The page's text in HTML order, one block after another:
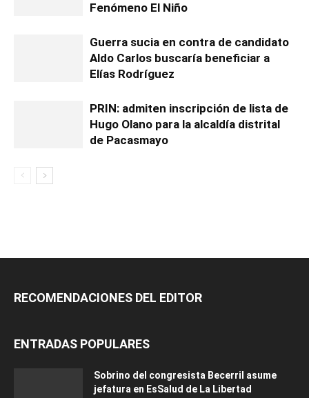
Fenómeno El Niño
Guerra sucia en contra de candidato
Aldo Carlos buscaría beneficiar a
Elías Rodríguez
PRIN: admiten inscripción de lista de
Hugo Olano para la alcaldía distrital
de Pacasmayo
RECOMENDACIONES DEL EDITOR
ENTRADAS POPULARES
Sobrino del congresista Becerril asume
jefatura en EsSalud de La Libertad